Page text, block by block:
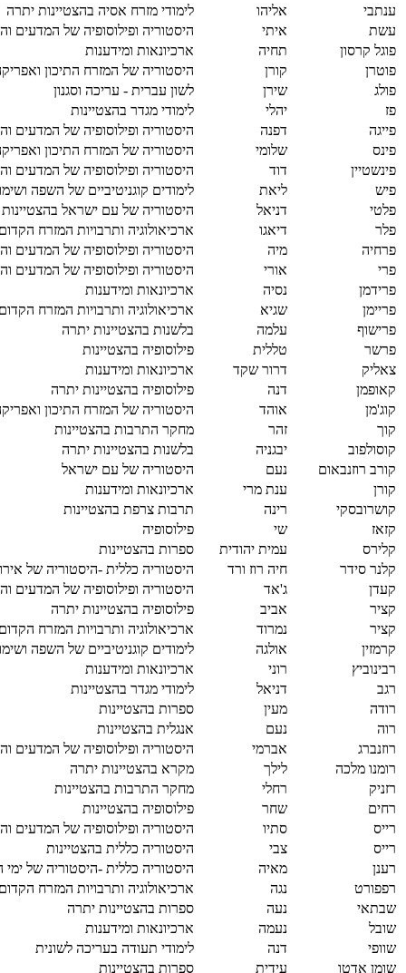
ענתבי
אליהו
לימודי מזרח אסיה בהצטיינות יתרה
עשת
איתי
היסטוריה ופילוסופיה של המדעים
פוגל קרסון
תחיה
ארכיונאות ומידענות
פוטרן
קורן
היסטוריה של המזרח התיכון
פולג
שירן
לשון עברית - עריכה וסגנון
פז
יהלי
לימודי מגדר בהצטיינות
פייגה
דפנה
היסטוריה ופילוסופיה של המדעים
פינס
שלומי
היסטוריה של המזרח התיכון
פינשטיין
דוד
היסטוריה ופילוסופיה של המדעים
פיש
ליאת
לימודים קוגניטיביים של השפה
פלטי
דניאל
היסטוריה של עם ישראל בהצטיינות
פלר
דיאגו
ארכיאולוגיה ותרבויות המזרח
פרחיה
מיה
היסטוריה ופילוסופיה של המדעים
פרי
אורי
היסטוריה ופילוסופיה של המדעים
פרידמן
נסיה
ארכיונאות ומידענות
פריימן
שגיא
ארכיאולוגיה ותרבויות המזרח
פרישוף
עלמה
בלשנות בהצטיינות יתרה
פרשר
טללית
פילוסופיה בהצטיינות
צאליק
דרור שקד
ארכיונאות ומידענות
קאופמן
דנה
פילוסופיה בהצטיינות יתרה
קוג'מן
אוהד
היסטוריה של המזרח התיכון
קוך
זהר
מחקר התרבות בהצטיינות
קוסולפוב
יבגניה
בלשנות בהצטיינות יתרה
קורב רוזנבאום
נעם
היסטוריה של עם ישראל
קורן
ענת מרי
ארכיונאות ומידענות
קושרובסקי
רינה
תרבות צרפת בהצטיינות
קזאז
שי
פילוסופיה
קלירס
עמית יהודית
ספרות בהצטיינות
קלנר סידר
חיה רוז ורד
היסטוריה כללית -היסטוריה של
קעדן
ג'אד
היסטוריה ופילוסופיה של המדעים
קציר
אביב
פילוסופיה בהצטיינות יתרה
קציר
נמרוד
ארכיאולוגיה ותרבויות המזרח
קרמזין
אולגה
לימודים קוגניטיביים של השפה
רבינוביץ
רוני
ארכיונאות ומידענות
רגב
דניאל
לימודי מגדר בהצטיינות
רודה
מעין
ספרות בהצטיינות
רוה
נעם
אנגלית בהצטיינות
רוזנברג
אברמי
היסטוריה ופילוסופיה של המדעים
רומנו מלכה
לילך
מקרא בהצטיינות יתרה
רזניק
רחלי
מחקר התרבות בהצטיינות
רחים
שחר
פילוסופיה בהצטיינות
רייס
סתיו
היסטוריה ופילוסופיה של המדעים
רייס
צבי
היסטוריה כללית בהצטיינות
רענן
מאיה
היסטוריה כללית -היסטוריה של ימי
רפפורט
נגה
ארכיאולוגיה ותרבויות המזרח
שבתאי
נעה
ספרות בהצטיינות יתרה
שובל
נעמה
ארכיונאות ומידענות
שוופי
דנה
לימודי תעודה בעריכה לשונית
שומן אדטו
עידית
ספרות בהצטיינות